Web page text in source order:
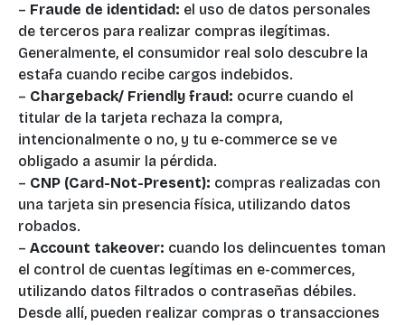
– Fraude de identidad: el uso de datos personales
de terceros para realizar compras ilegítimas.
Generalmente, el consumidor real solo descubre la
estafa cuando recibe cargos indebidos.
– Chargeback/ Friendly fraud: ocurre cuando el
titular de la tarjeta rechaza la compra,
intencionalmente o no, y tu e-commerce se ve
obligado a asumir la pérdida.
– CNP (Card-Not-Present): compras realizadas con
una tarjeta sin presencia física, utilizando datos
robados.
– Account takeover: cuando los delincuentes toman
el control de cuentas legítimas en e-commerces,
utilizando datos filtrados o contraseñas débiles.
Desde allí, pueden realizar compras o transacciones